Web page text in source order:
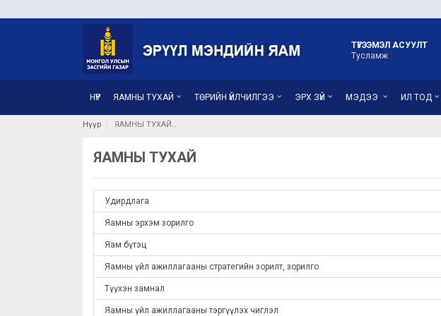
ТҮГЭЭМЭЛ АСУУЛТ
Тусламж
НҮҮР ЯАМНЫ ТУХАЙ ТӨРИЙН ҮЙЛЧИЛГЭЭ ЭРХ ЗҮЙ МЭДЭЭ ИЛ ТОД
Нүүр ЯАМНЫ ТУХАЙ
ЯАМНЫ ТУХАЙ
Удирдлага
Яамны эрхэм зорилго
Яам бүтэц
Яамны үйл ажиллагааны стратегийн зорилт, зорилго
Түүхэн замнал
Яамны үйл ажиллагааны тэргүүлэх чиглэл